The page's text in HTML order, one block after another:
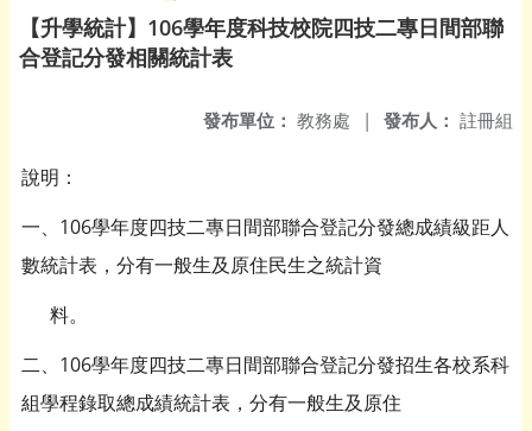
【升學統計】106學年度科技校院四技二專日間部聯
合登記分發相關統計表
發布人： 註冊組
發布單位： 教務處 |
說明：
一、106學年度四技二專日間部聯合登記分發總成績級距人
數統計表，分有一般生及原住民生之統計資
料。
二、106學年度四技二專日間部聯合登記分發招生各校系科
組學程錄取總成績統計表，分有一般生及原住